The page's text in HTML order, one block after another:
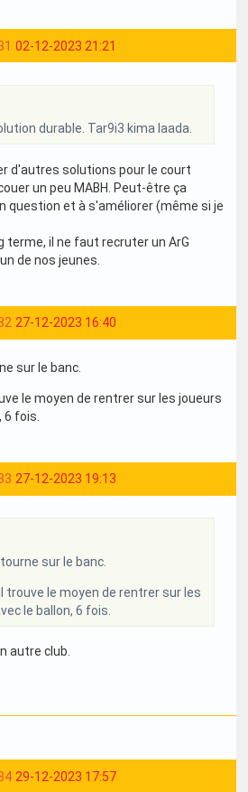
02-12-2023 21:21
durable. Tar9i3 kima laada.
d'autres solutions pour le court
un peu MABH. Peut-être ça
question et à s'améliorer (même si je
terme, il ne faut recruter un ArG
de nos jeunes.
27-12-2023 16:40
sur le banc.
le moyen de rentrer sur les joueurs
fois.
27-12-2023 19:13
sur le banc.
trouve le moyen de rentrer sur les
le ballon, 6 fois.
autre club.
29-12-2023 17:57